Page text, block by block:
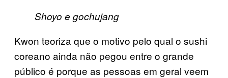
Shoyo e gochujang
Kwon teoriza que o motivo pelo qual o sushi
coreano ainda não pegou entre o grande
público é porque as pessoas em geral veem